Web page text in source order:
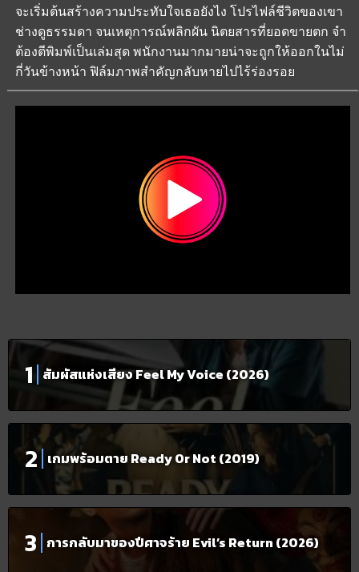
จะเริ่มต้นสร้างความประทับใจเธอยังไง โปรไฟล์ชีวิตของเขา
ช่างดูธรรมดา จนเหตุการณ์พลิกผัน นิตยสารที่ยอดขายตก จำ
ต้องตีพิมพ์เป็นเล่มสุด พนักงานมากมายน่าจะถูกให้ออกในไม่
กี่วันข้างหน้า ฟิล์มภาพสำคัญกลับหายไปไร้ร่องรอย
สัมผัสแห่งเสียง Feel My Voice (2026)
เกมพร้อมตาย Ready Or Not (2019)
การกลับมาของปีศาจร้าย Evil’s Return (2026)